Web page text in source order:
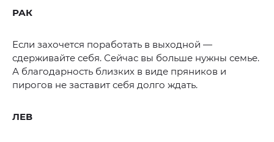
РАК
Если захочется поработать в выходной —
сдерживайте себя. Сейчас вы больше нужны семье.
А благодарность близких в виде пряников и
пирогов не заставит себя долго ждать.
ЛЕВ